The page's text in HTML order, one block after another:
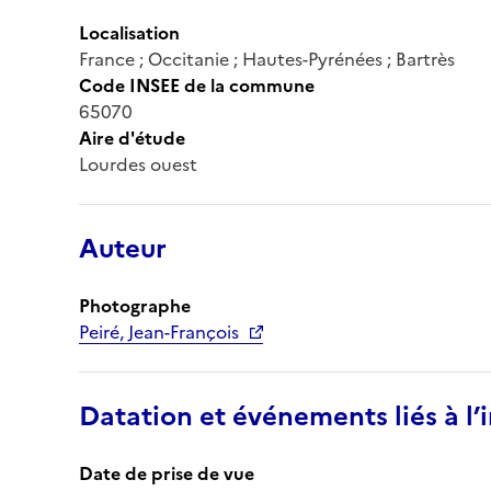
Localisation
France ; Occitanie ; Hautes-Pyrénées ; Bartrès
Code INSEE de la commune
65070
Aire d'étude
Lourdes ouest
Auteur
Photographe
Peiré, Jean-François
Datation et événements liés à
Date de prise de vue